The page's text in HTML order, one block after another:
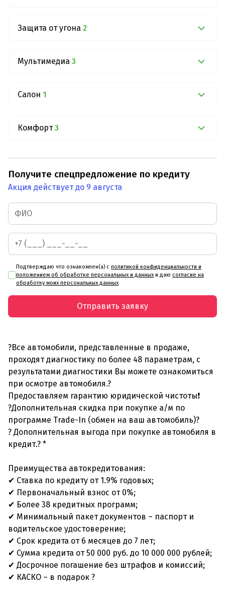
Защита от угона 2
Мультимедиа 3
Салон 1
Комфорт 3
Получите спецпредложение по кредиту
Акция действует до 9 августа
Подтверждаю что ознакомлен(а) с политикой конфиденциальности и
положением об обработке персональных и данных и даю согласие на
обработку моих персональных данных
Отправить заявку
?Все автомобили, представленные в продаже,
проходят диагностику по более 48 параметрам, с
результатами диагностики Вы можете ознакомиться
при осмотре автомобиля.?
Предоставляем гарантию юридической чистоты❗
?Дополнительная скидка при покупке а/м по
программе Trade-In (обмен на ваш автомобиль)?
? Дополнительная выгода при покупке автомобиля в
кредит.? *
Преимущества автокредитования:
✔ Ставка по кредиту от 1.9% годовых;
✔ Первоначальный взнос от 0%;
✔ Более 38 кредитных программ;
✔ Минимальный пакет документов – паспорт и
водительское удостоверение;
✔ Срок кредита от 6 месяцев до 7 лет;
✔ Сумма кредита от 50 000 руб. до 10 000 000 рублей;
✔ Досрочное погашение без штрафов и комиссий;
✔ КАСКО – в подарок ?